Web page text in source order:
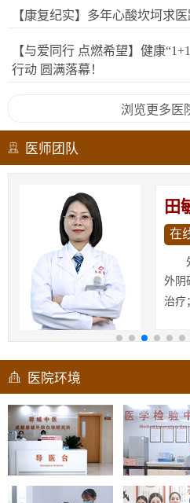
【康复纪实】多年心酸坎坷求
【与爱同行 点燃希望】健康
行动 圆满落幕！
浏览更多医
医师团队
田
在
外阴
治疗
医院环境